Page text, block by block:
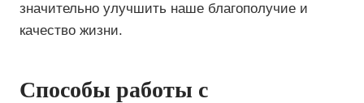
значительно улучшить наше благополучие и
качество жизни.
Способы работы с